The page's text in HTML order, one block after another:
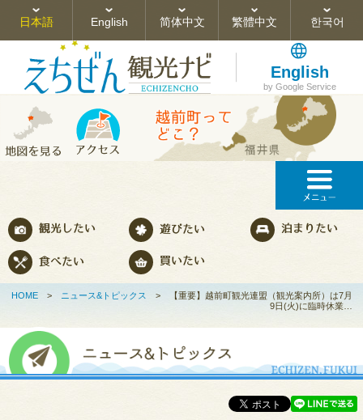
日本語 English 简体中文 繁體中文 한국어
English
by Google Service
HOME> ニュース&トピックス >
【重要】越前町観光連盟（観光案内所）は7月
9日(火)に臨時休業…